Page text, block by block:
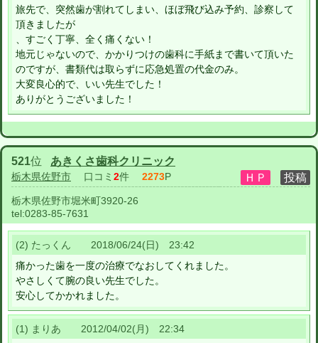
旅先で、突然歯が割れてしまい、ほぼ飛び込み予約、診察して
頂きましたが
、すごく丁寧、全く痛くない！
地元じゃないので、かかりつけの歯科に手紙まで書いて頂いた
のですが、書類代は取らずに応急処置の代金のみ。
大変良心的で、いい先生でした！
ありがとうございました！
521位 あきくさ歯科クリニック
栃木県佐野市 口コミ 2件 2273P
栃木県佐野市堀米町3920-26
tel:0283-85-7631
(2) たっくん 2018/06/24(日) 23:42
痛かった歯を一度の治療でなおしてくれました。
やさしくて腕の良い先生でした。
安心してかかれました。
(1) まりあ 2012/04/02(月) 22:34